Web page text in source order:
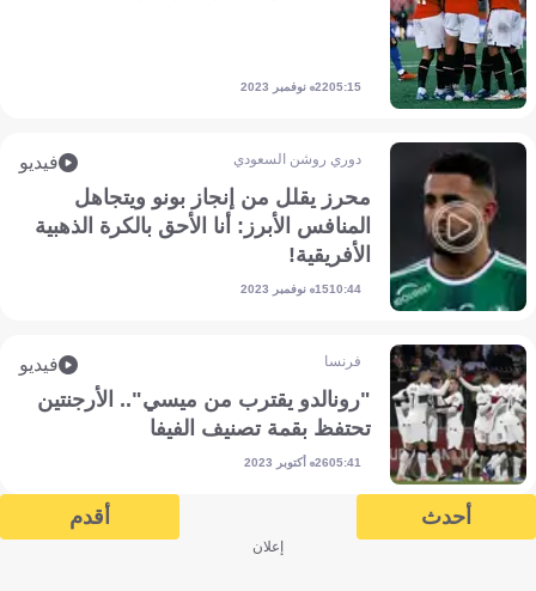
05:1522 نوفمبر 2023
دوري روشن السعودي فيديو
محرز يقلل من إنجاز بونو ويتجاهل
المنافس الأبرز: أنا الأحق بالكرة الذهبية
الأفريقية!
10:4415 نوفمبر 2023
فرنسا فيديو
"رونالدو يقترب من ميسي".. الأرجنتين
تحتفظ بقمة تصنيف الفيفا
05:4126 أكتوبر 2023
أحدث أقدم
إعلان